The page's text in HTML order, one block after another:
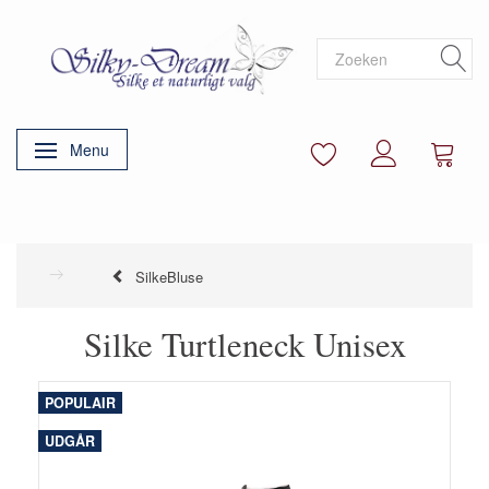
Navigatie in-/uitschakelen
Menu
SilkeBluse
Silke Turtleneck Unisex
POPULAIR
UDGÅR